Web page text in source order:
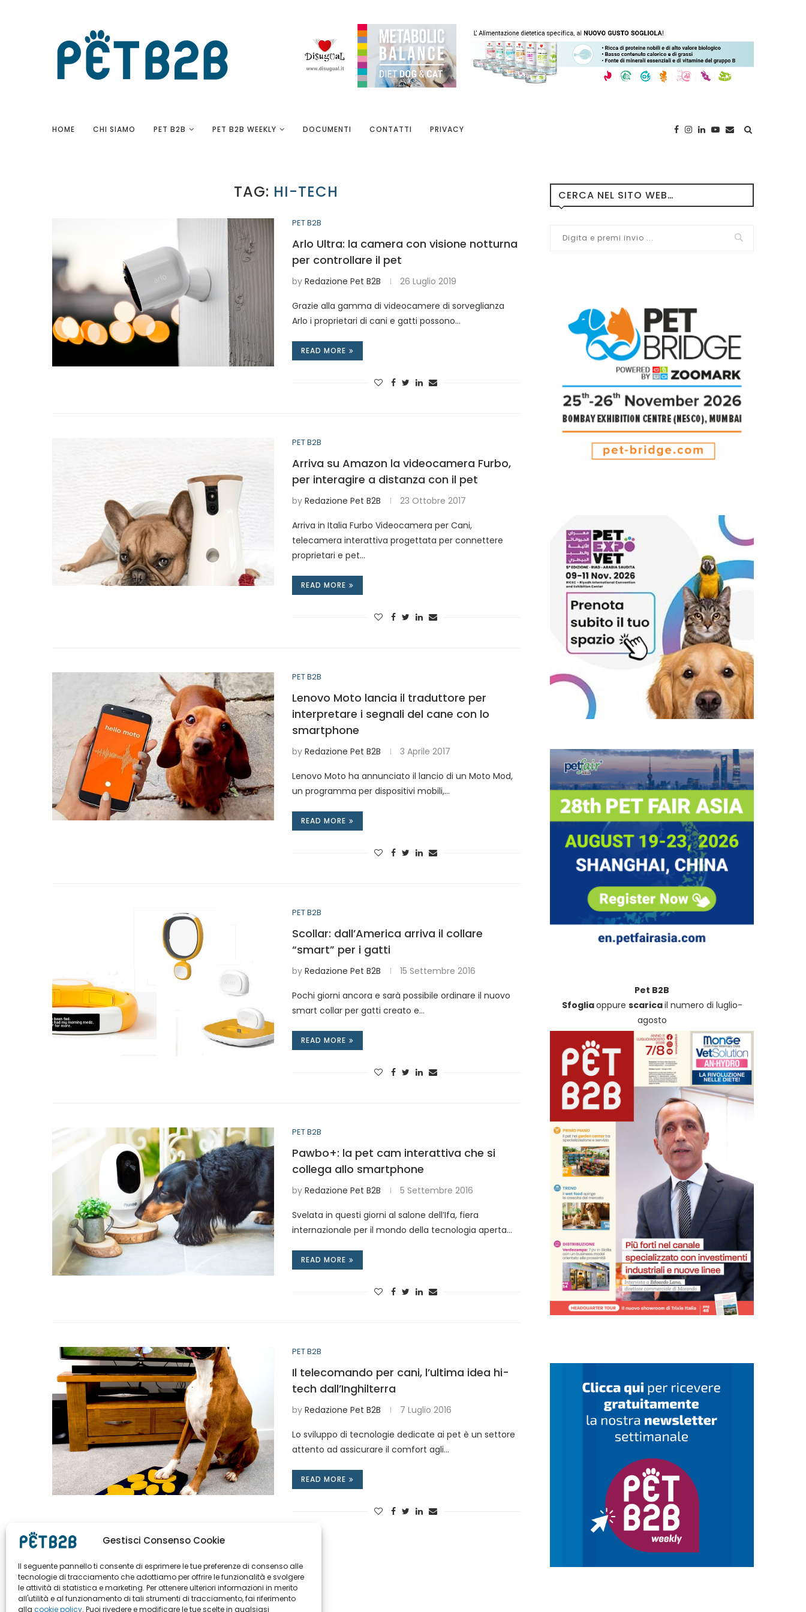
Gestisci Consenso Cookie
Il seguente pannello ti consente di esprimere le tue preferenze di consenso alle
tecnologie di tracciamento che adottiamo per offrire le funzionalità e svolgere
le attività di statistica e marketing. Per ottenere ulteriori informazioni in merito
all'utilità e al funzionamento di tali strumenti di tracciamento, fai riferimento
alla cookie policy. Puoi rivedere e modificare le tue scelte in qualsiasi
HOME CHI SIAMO PET B2B PET B2B WEEKLY DOCUMENTI CONTATTI PRIVACY
TAG: HI-TECH
PET B2B
Arlo Ultra: la camera con visione notturna
per controllare il pet
by Redazione Pet B2B 26 Luglio 2019
Grazie alla gamma di videocamere di sorveglianza
Arlo i proprietari di cani e gatti possono…
READ MORE
PET B2B
Arriva su Amazon la videocamera Furbo,
per interagire a distanza con il pet
by Redazione Pet B2B 23 Ottobre 2017
Arriva in Italia Furbo Videocamera per Cani,
telecamera interattiva progettata per connettere
proprietari e pet…
READ MORE
PET B2B
Lenovo Moto lancia il traduttore per
interpretare i segnali del cane con lo
smartphone
by Redazione Pet B2B 3 Aprile 2017
Lenovo Moto ha annunciato il lancio di un Moto Mod,
un programma per dispositivi mobili,…
READ MORE
PET B2B
Scollar: dall’America arriva il collare
“smart” per i gatti
by Redazione Pet B2B 15 Settembre 2016
Pochi giorni ancora e sarà possibile ordinare il nuovo
smart collar per gatti creato e…
READ MORE
PET B2B
Pawbo+: la pet cam interattiva che si
collega allo smartphone
by Redazione Pet B2B 5 Settembre 2016
Svelata in questi giorni al salone dell’Ifa, fiera
internazionale per il mondo della tecnologia aperta…
READ MORE
PET B2B
Il telecomando per cani, l’ultima idea hi-
tech dall’Inghilterra
by Redazione Pet B2B 7 Luglio 2016
Lo sviluppo di tecnologie dedicate ai pet è un settore
attento ad assicurare il comfort agli…
READ MORE
CERCA NEL SITO WEB…
Pet B2B
Sfogliaoppure scaricail numero di luglio-
agosto